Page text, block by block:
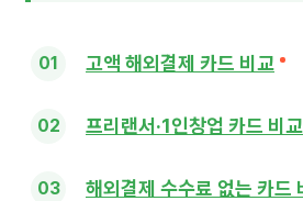
고액 해외결제 카드 비교
프리랜서·1인창업 카드 비교
해외결제 수수료 없는 카드